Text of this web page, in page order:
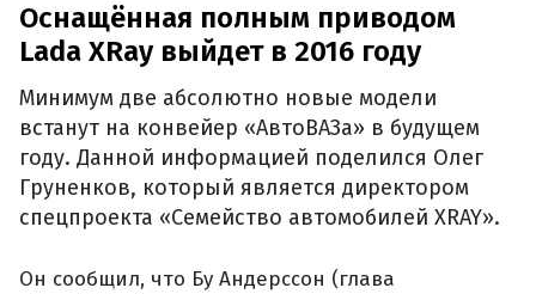
Оснащённая полным приводом
Lada XRay выйдет в 2016 году
Минимум две абсолютно новые модели
встанут на конвейер «АвтоВАЗа» в будущем
году. Данной информацией поделился Олег
Груненков, который является директором
спецпроекта «Семейство автомобилей XRAY».
Он сообщил, что Бу Андерссон (глава